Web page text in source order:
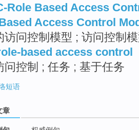
Role Based Access
Access Control
访问控制模型 ; 访问控制
based access control
问控制 ; 任务 ; 基于任务
短语
章